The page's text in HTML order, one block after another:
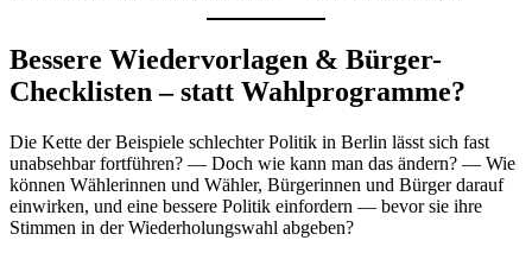
Bessere Wiedervorlagen & Bürger-
Checklisten – statt Wahlprogramme?
Die Kette der Beispiele schlechter Politik in Berlin lässt sich fast
unabsehbar fortführen? — Doch wie kann man das ändern? — Wie
können Wählerinnen und Wähler, Bürgerinnen und Bürger darauf
einwirken, und eine bessere Politik einfordern — bevor sie ihre
Stimmen in der Wiederholungswahl abgeben?